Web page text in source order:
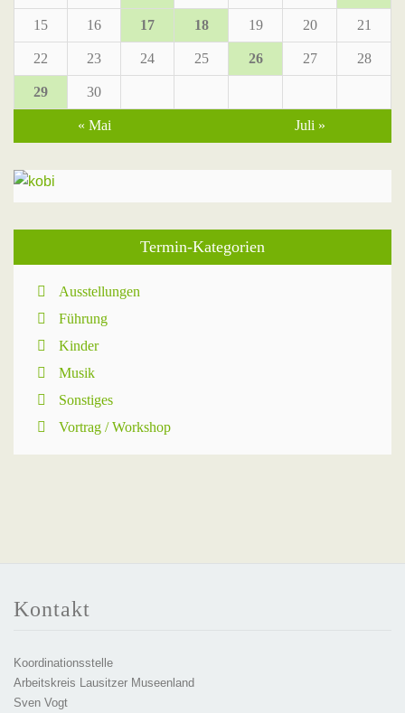
15 16 17 18 19 20 21
22 23 24 25 26 27 28
29 30
« Mai Juli »
Termin-Kategorien
Ausstellungen
Führung
Kinder
Musik
Sonstiges
Vortrag / Workshop
Kontakt
Koordinationsstelle
Arbeitskreis Lausitzer Museenland
Sven Vogt